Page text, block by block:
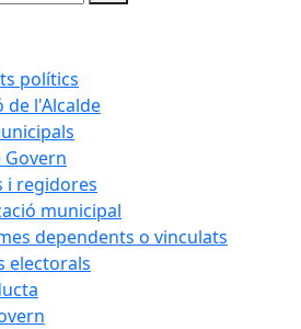
polítics
de l'Alcalde
Govern
i regidores
municipal
dependents o vinculats
electorals